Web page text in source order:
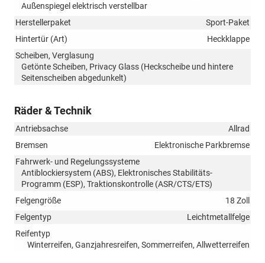
Außenspiegel elektrisch verstellbar
Herstellerpaket
Sport-Paket
Hintertür (Art)
Heckklappe
Scheiben, Verglasung
Getönte Scheiben, Privacy Glass (Heckscheibe und hintere
Seitenscheiben abgedunkelt)
Räder & Technik
Antriebsachse
Allrad
Bremsen
Elektronische Parkbremse
Fahrwerk- und Regelungssysteme
Antiblockiersystem (ABS), Elektronisches Stabilitäts-
Programm (ESP), Traktionskontrolle (ASR/CTS/ETS)
Felgengröße
18 Zoll
Felgentyp
Leichtmetallfelge
Reifentyp
Winterreifen, Ganzjahresreifen, Sommerreifen, Allwetterreifen